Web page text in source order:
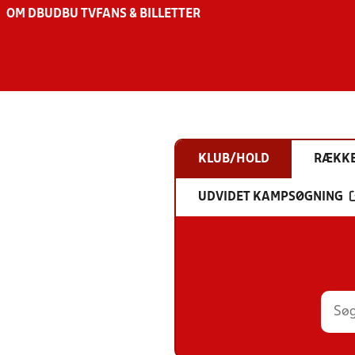
OM DBU DBU TV FANS & BILLETTER
KLUB/HOLD
UDVIDET KAMPSØGNING